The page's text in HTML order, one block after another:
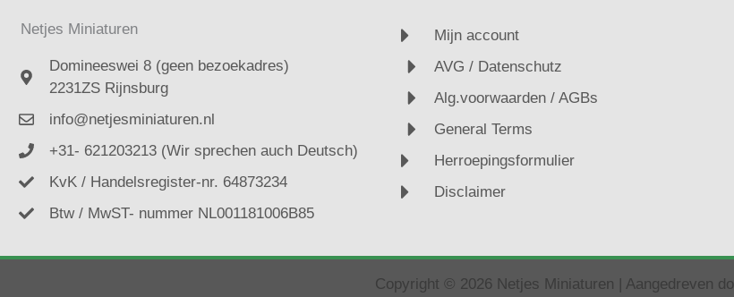
Netjes Miniaturen
Domineeswei 8 (geen bezoekadres)
2231ZS Rijnsburg
info@netjesminiaturen.nl
+31- 621203213 (Wir sprechen auch Deutsch)
KvK / Handelsregister-nr. 64873234
Btw / MwST- nummer NL001181006B85
Mijn account
AVG / Datenschutz
Alg.voorwaarden / AGBs
General Terms
Herroepingsformulier
Disclaimer
Copyright © 2026 Netjes Miniaturen | Aangedreven